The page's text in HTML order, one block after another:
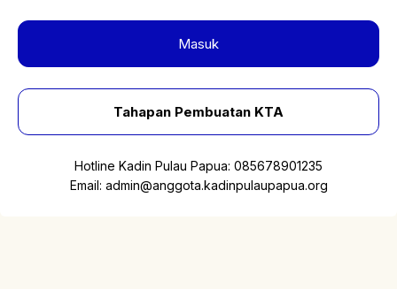
Masuk
Tahapan Pembuatan KTA
Hotline Kadin Pulau Papua: 085678901235
Email: admin@anggota.kadinpulaupapua.org